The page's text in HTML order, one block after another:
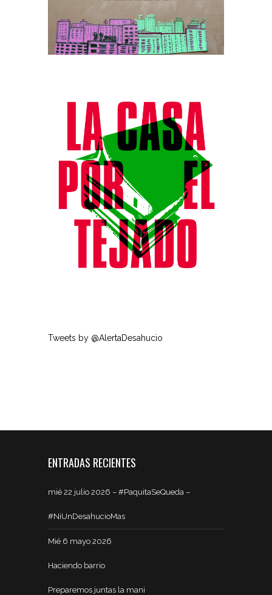
Tweets by @AlertaDesahucio
ENTRADAS RECIENTES
mié 22 julio 2026 – #PaquitaSeQueda –
#NiUnDesahucioMas
Mié 6 mayo 2026
Haciendo barrio
Preparemos juntas la mani